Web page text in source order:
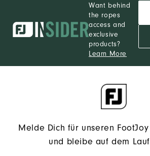
Want behind
the ropes
access and
exclusive
products?
Learn More
Melde Dich für unseren
und bleibe auf dem